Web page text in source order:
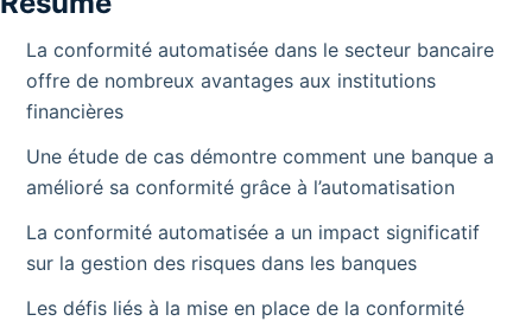
La conformité automatisée dans le secteur bancaire
offre de nombreux avantages aux institutions
financières
Une étude de cas démontre comment une banque a
amélioré sa conformité grâce à l’automatisation
La conformité automatisée a un impact significatif
sur la gestion des risques dans les banques
Les défis liés à la mise en place de la conformité